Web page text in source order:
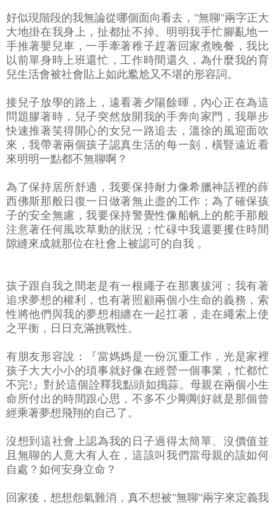
好似現階段的我無論從哪個面向看去，"無聊"兩字正大
大地掛在我身上，扯都扯不掉。明明我手忙腳亂地一
手推著嬰兒車，一手牽著稚子趕著回家煮晚餐，我比
以前單身時上班還忙，工作時間還久，為什麼我的育
兒生活會被社會貼上如此尷尬又不堪的形容詞。
接兒子放學的路上，遠看著夕陽餘暉，內心正在為這
問題膠著時，兒子突然放開我的手奔向家門，我舉步
快速推著笑得開心的女兒一路追去，溫徐的風迎面吹
來，我帶著兩個孩子認真生活的每一刻，橫豎遠近看
來明明一點都不無聊啊？
為了保持居所舒適，我要保持耐力像希臘神話裡的薛
西佛斯那般日復一日做著無止盡的工作；為了確保孩
子的安全無慮，我要保持警覺性像船帆上的舵手那般
注意著任何風吹草動的狀況；忙碌中我還要攫住時間
隙縫來成就那位在社會上被認可的自我 。
孩子跟自我之間老是有一根繩子在那裏拔河；我有著
追求夢想的權利，也有著照顧兩個小生命的義務，索
性將他們與我的夢想相纏在一起扛著，走在繩索上使
之平衡，日日充滿挑戰性。
有朋友形容說：『當媽媽是一份沉重工作，光是家裡
孩子大大小小的瑣事就好像在經營一個事業，忙都忙
不完!』對於這個詮釋我點頭如搗蒜。母親在兩個小生
命所付出的時間跟心思，不多不少剛剛好就是那個曾
經乘著夢想飛翔的自己了。
沒想到這社會上認為我的日子過得太簡單、沒價值並
且無聊的人竟大有人在，這該叫我們當母親的該如何
自處？如何安身立命？
回家後，想想怨氣難消，真不想被"無聊"兩字來定義我